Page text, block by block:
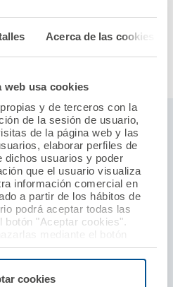
Acerca de las cookies
web usa cookies
y de terceros con la
de la sesión de usuario,
de la página web y las
elaborar perfiles de
dichos usuarios y poder
que el usuario visualiza
información comercial en
a partir de los hábitos de
podrá aceptar todas las
botón "Aceptar cookies".
todas las cookies
permitir el acceso a los
por el usuario, o
cookies
de la última
sanitario